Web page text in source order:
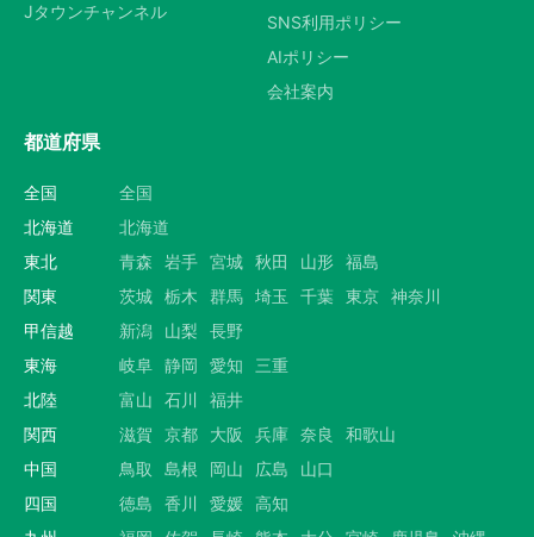
Jタウンチャンネル
SNS利用ポリシー
AIポリシー
会社案内
都道府県
全国
全国
北海道
北海道
東北
青森 岩手 宮城 秋田 山形 福島
関東
茨城 栃木 群馬 埼玉 千葉 東京 神奈川
甲信越
新潟 山梨
長野
東海
岐阜 静岡 愛知
三重
北陸
富山 石川
福井
関西
滋賀 京都 大阪 兵庫 奈良
和歌山
中国
鳥取 島根 岡山 広島
山口
四国
徳島 香川 愛媛 高知